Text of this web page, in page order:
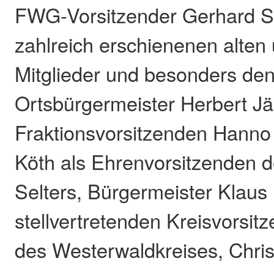
FWG-Vorsitzender Gerhard
zahlreich erschienenen
Mitglieder und besonders
Ortsbürgermeister Herbert
Fraktionsvorsitzenden
Köth als Ehrenvorsitzenden
Selters, Bürgermeister
stellvertretenden
des Westerwaldkreises,